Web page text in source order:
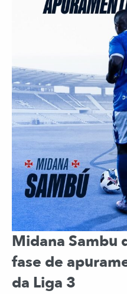
Midana Sambu
fase de
da Liga 3